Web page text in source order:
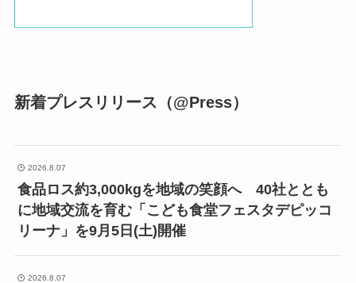
新着プレスリリース（@Press）
2026.8.07
食品ロス約3,000kgを地域の笑顔へ 40社ととも
に地域交流を育む「こども食堂フェスタデピッコ
リーナ」を9月5日(土)開催
2026.8.07